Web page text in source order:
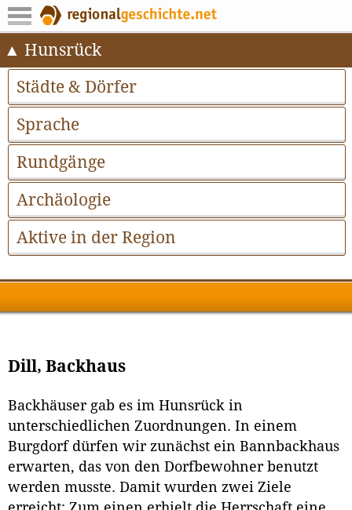
Hunsrück
Städte & Dörfer
Sprache
Rundgänge
Archäologie
Aktive in der Region
Dill, Backhaus
Backhäuser gab es im Hunsrück in
unterschiedlichen Zuordnungen. In einem
Burgdorf dürfen wir zunächst ein Bannbackhaus
erwarten, das von den Dorfbewohner benutzt
werden musste. Damit wurden zwei Ziele